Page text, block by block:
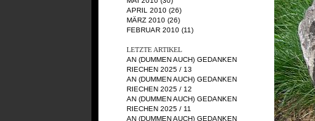
APRIL 2010 (26)
MÄRZ 2010 (26)
FEBRUAR 2010 (11)
LETZTE ARTIKEL
AN (DUMMEN AUCH) GEDANKEN
RIECHEN 2025 / 13
AN (DUMMEN AUCH) GEDANKEN
RIECHEN 2025 / 12
AN (DUMMEN AUCH) GEDANKEN
RIECHEN 2025 / 11
AN (DUMMEN AUCH) GEDANKEN